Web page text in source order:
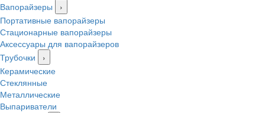
Вапорайзеры
›
Портативные вапорайзеры
Стационарные вапорайзеры
Аксессуары для вапорайзеров
Трубочки
›
Керамические
Стеклянные
Металлические
Выпариватели